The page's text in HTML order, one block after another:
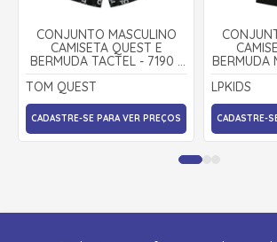
CONJUNTO MASCULINO
CAMISETA QUEST E
BERMUDA TACTEL - 7190 -
TOM QUEST
TOM QUEST
CADASTRE-SE PARA VER PREÇOS
BERMUDA
-
LPKIDS
CADASTRE-